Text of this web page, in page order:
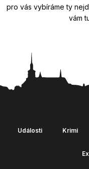
pro vás vybíráme ty
vám
Události Krimi